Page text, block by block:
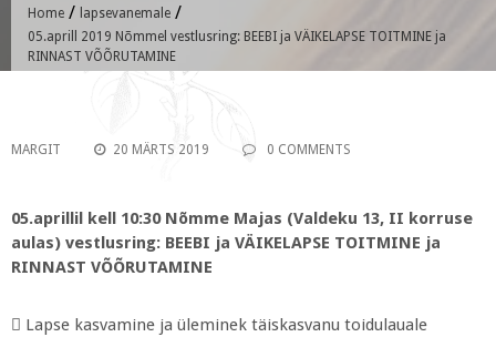
Home / lapsevanemale /
05.aprill 2019 Nõmmel vestlusring: BEEBI ja VÄIKELAPSE TOITMINE ja
RINNAST VÕÕRUTAMINE
MARGIT 20 MÄRTS 2019 0 COMMENTS
05.aprillil kell 10:30 Nõmme Majas (Valdeku 13, II korruse
aulas) vestlusring: BEEBI ja VÄIKELAPSE TOITMINE ja
RINNAST VÕÕRUTAMINE
 Lapse kasvamine ja üleminek täiskasvanu toidulauale